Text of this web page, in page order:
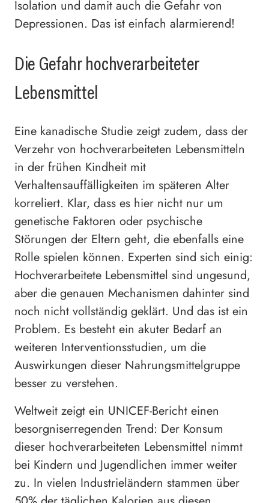
Isolation und damit auch die Gefahr von
Depressionen. Das ist einfach alarmierend!
Die Gefahr hochverarbeiteter
Lebensmittel
Eine kanadische Studie zeigt zudem, dass der
Verzehr von hochverarbeiteten Lebensmitteln
in der frühen Kindheit mit
Verhaltensauffälligkeiten im späteren Alter
korreliert. Klar, dass es hier nicht nur um
genetische Faktoren oder psychische
Störungen der Eltern geht, die ebenfalls eine
Rolle spielen können. Experten sind sich einig:
Hochverarbeitete Lebensmittel sind ungesund,
aber die genauen Mechanismen dahinter sind
noch nicht vollständig geklärt. Und das ist ein
Problem. Es besteht ein akuter Bedarf an
weiteren Interventionsstudien, um die
Auswirkungen dieser Nahrungsmittelgruppe
besser zu verstehen.
Weltweit zeigt ein UNICEF-Bericht einen
besorgniserregenden Trend: Der Konsum
dieser hochverarbeiteten Lebensmittel nimmt
bei Kindern und Jugendlichen immer weiter
zu. In vielen Industrieländern stammen über